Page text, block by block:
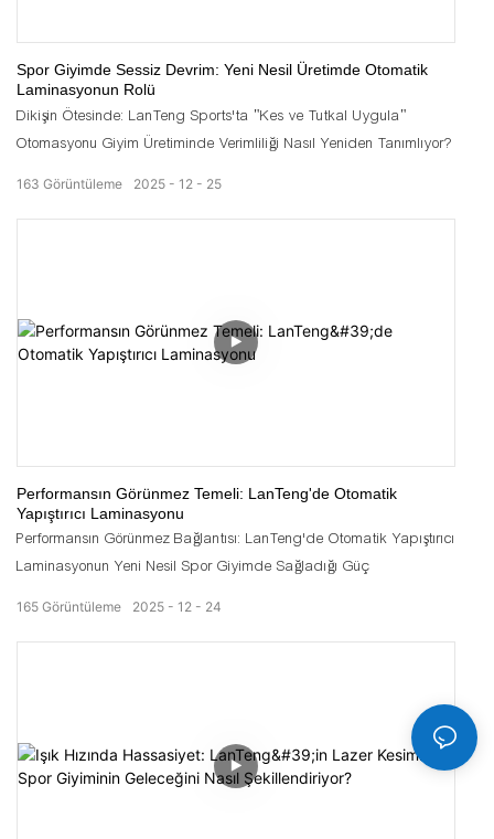
Spor Giyimde Sessiz Devrim: Yeni Nesil Üretimde Otomatik
Laminasyonun Rolü
Dikişin Ötesinde: LanTeng Sports'ta "Kes ve Tutkal Uygula"
Otomasyonu Giyim Üretiminde Verimliliği Nasıl Yeniden Tanımlıyor?
2025 12 25
163 Görüntüleme
Performansın Görünmez Temeli: LanTeng'de Otomatik
Yapıştırıcı Laminasyonu
Performansın Görünmez Bağlantısı: LanTeng'de Otomatik Yapıştırıcı
Laminasyonun Yeni Nesil Spor Giyimde Sağladığı Güç
2025 12 24
165 Görüntüleme